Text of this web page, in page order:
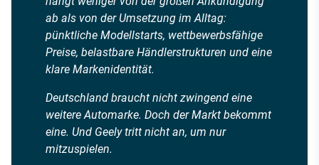
ab als von der Umsetzung im Alltag:
pünktliche Modellstarts, wettbewerbsfähige
Preise, belastbare Händlerstrukturen und eine
klare Markenidentität.
Deutschland braucht nicht zwingend eine
weitere Automarke. Doch der Markt bekommt
eine. Und Geely tritt nicht an, um nur
mitzuspielen.